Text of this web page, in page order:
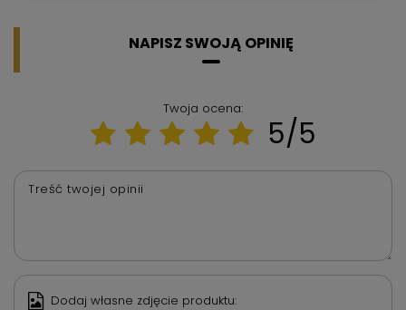
NAPISZ SWOJĄ OPINIĘ
Twoja ocena:
5/5
Treść twojej opinii
Dodaj własne zdjęcie produktu: